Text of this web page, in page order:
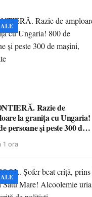
Razie de
la granița cu Ungaria!
persoane și peste 300 de
1 ora